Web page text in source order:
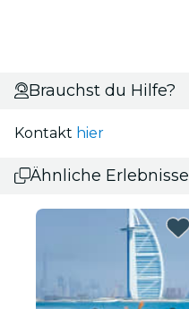
Brauchst du Hilfe?
Kontakt hier
Ähnliche Erlebnisse